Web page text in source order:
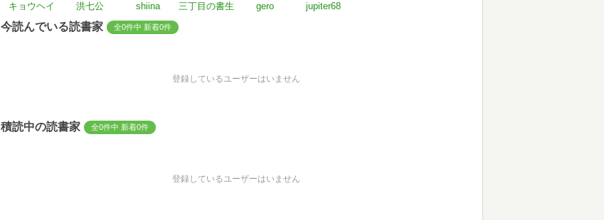
キョウヘイ 洪七公 shiina 三丁目の書生 gero jupiter68
今読んでいる読書家 全0件中 新着0件
登録しているユーザーはいません
積読中の読書家 全0件中 新着0件
登録しているユーザーはいません